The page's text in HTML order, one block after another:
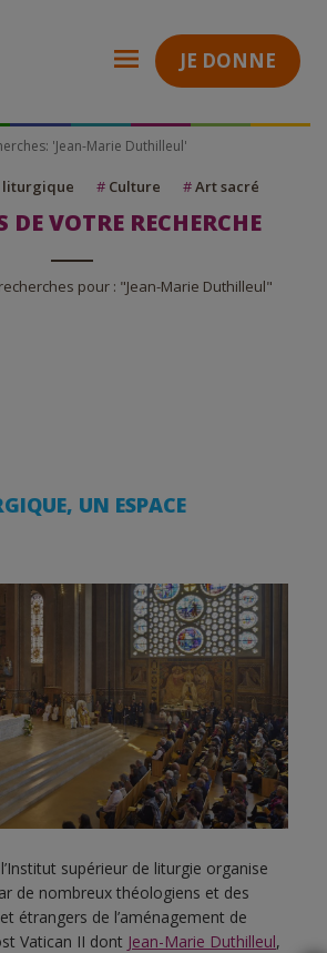
JE DONNE
'Jean-Marie Duthilleul'
liturgique # Culture #Art sacré
DE VOTRE RECHERCHE
pour : "Jean-Marie Duthilleul"
UN ESPACE
supérieur de liturgie organise
de nombreux théologiens et des
étrangers de l’aménagement de
Vatican II dont Jean-Marie Duthilleul,